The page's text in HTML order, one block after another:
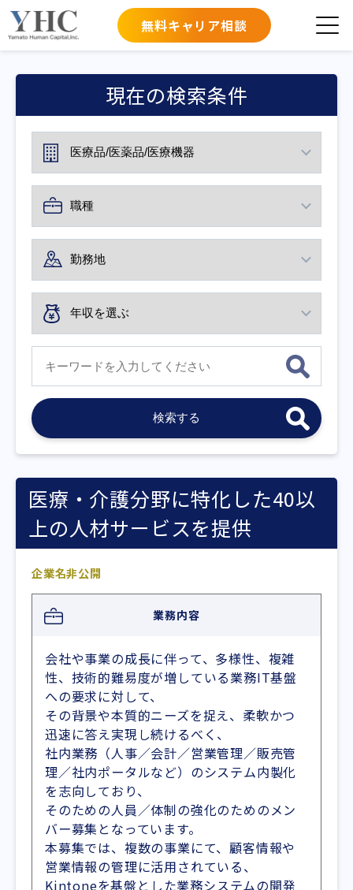
無料キャリア相談
現在の検索条件
医療・介護分野に特化した40以
上の人材サービスを提供
企業名非公開
業務内容
会社や事業の成長に伴って、多様性、複雑
性、技術的難易度が増している業務IT基盤
への要求に対して、
その背景や本質的ニーズを捉え、柔軟かつ
迅速に答え実現し続けるべく、
社内業務（人事／会計／営業管理／販売管
理／社内ポータルなど）のシステム内製化
を志向しており、
そのための人員／体制の強化のためのメン
バー募集となっています。
本募集では、複数の事業にて、顧客情報や
営業情報の管理に活用されている、
Kintoneを基盤とした業務システムの開発